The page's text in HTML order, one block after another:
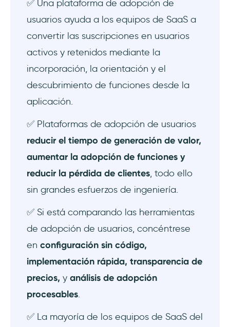
6) Whatfix: ideal para uso de empleados y
clientes de la empresa
7) Chameleon.io: lo mejor para SaaS de
diseño avanzado
8) Product Fruits: la mejor opción
9) Intercom: la mejor combinación de
adopción y soporte
10) Apty: lo mejor para el cumplimiento de
Cómo preseleccionar la plataforma de
adopción de usuarios adecuada (sin
sobrecomprar)
Qué buscar durante una prueba gratuita
Errores de compra comunes (y cómo
evitarlos)
En resumen...
✅ Una plataforma de adopción de
usuarios ayuda a los equipos de SaaS a
convertir las suscripciones en usuarios
activos y retenidos mediante la
incorporación, la orientación y el
descubrimiento de funciones desde la
aplicación.
✅ Plataformas de adopción de usuarios
reducir el tiempo de generación de valor,
aumentar la adopción de funciones y
reducir la pérdida de clientes, todo ello
sin grandes esfuerzos de ingeniería.
✅ Si está comparando las herramientas
de adopción de usuarios, concéntrese
en configuración sin código,
implementación rápida, transparencia de
precios, y análisis de adopción
procesables.
✅ La mayoría de los equipos de SaaS del